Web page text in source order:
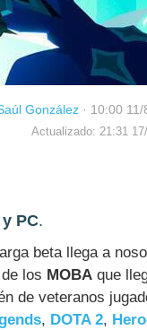
González · 10:00 11/
Actualizado: 21:31
PC.
beta llega a
los MOBA que
de veteranos
, DOTA 2,